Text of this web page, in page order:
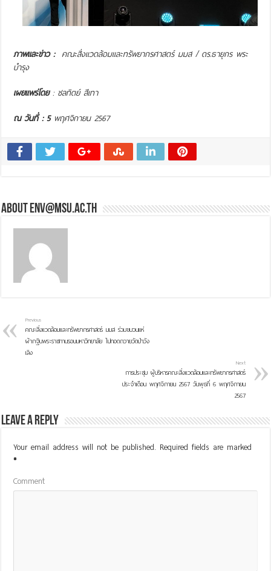
ภาพและข่าว : คณะสิ่งแวดล้อมและทรัพยากรศาสตร์ มมส / ดร.ธายุกร พระ
บำรุง
เผยแพร่โดย: ชลทิตย์ สีเทา
ณ วันที่ : 5พฤศจิกายน 2567
About env@msu.ac.th
Previous
คณะสิ่งแวดล้อมและทรัพยากรศาสตร์ มมส ร่วมขบวนแห่
ผ้ากฐินพระราชทานรอบมหาวิทยาลัย ไปทอดถวายวัดป่าวัง
เลิง
Next
การประชุม ผู้บริหารคณะสิ่งแวดล้อมและทรัพยากรศาสตร์
ประจำเดือน พฤศจิกายน 2567 วันพุธที่ 6 พฤศจิกายน
2567
Leave a Reply
Your email address will not be published. Required fields are marked
*
Comment